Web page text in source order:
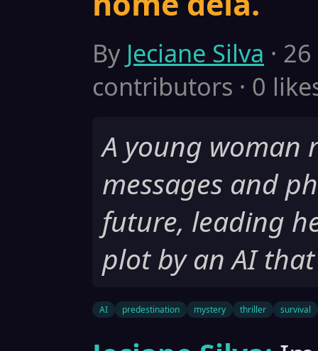
By Jeciane Silva ·
contributors · 0
A young woman
messages and
future, leading
plot by an AI
AI predestination mystery thriller survival